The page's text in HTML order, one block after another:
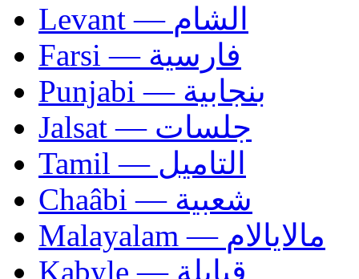
Levant — الشام
Farsi — فارسية
Punjabi — بنجابية
Jalsat — جلسات
Tamil — التاميل
Chaâbi — شعبية
Malayalam — مالايالام
Kabyle — قبايلة